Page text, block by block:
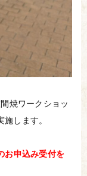
焼ワークショッ
します。
お申込み受付を